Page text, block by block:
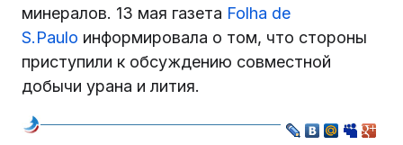
минералов. 13 мая газета Folha de
S.Paulo информировала о том, что стороны
приступили к обсуждению совместной
добычи урана и лития.